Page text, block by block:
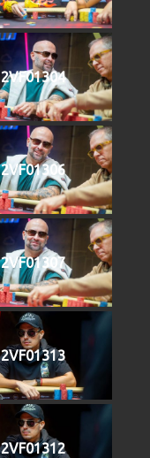
2VF01304
2VF01306
2VF01307
2VF01313
2VF01312